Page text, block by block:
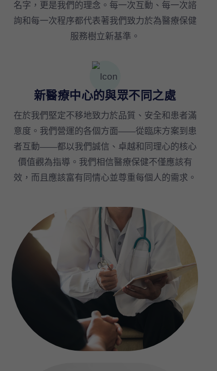
名字，更是我們的理念。每一次互動、每一次諮
詢和每一次程序都代表著我們致力於為醫療保健
服務樹立新基準。
新醫療中心的與眾不同之處
在於我們堅定不移地致力於品質、安全和患者滿
意度。我們營運的各個方面——從臨床方案到患
者互動——都以我們誠信、卓越和同理心的核心
價值觀為指導。我們相信醫療保健不僅應該有
效，而且應該富有同情心並尊重每個人的需求。